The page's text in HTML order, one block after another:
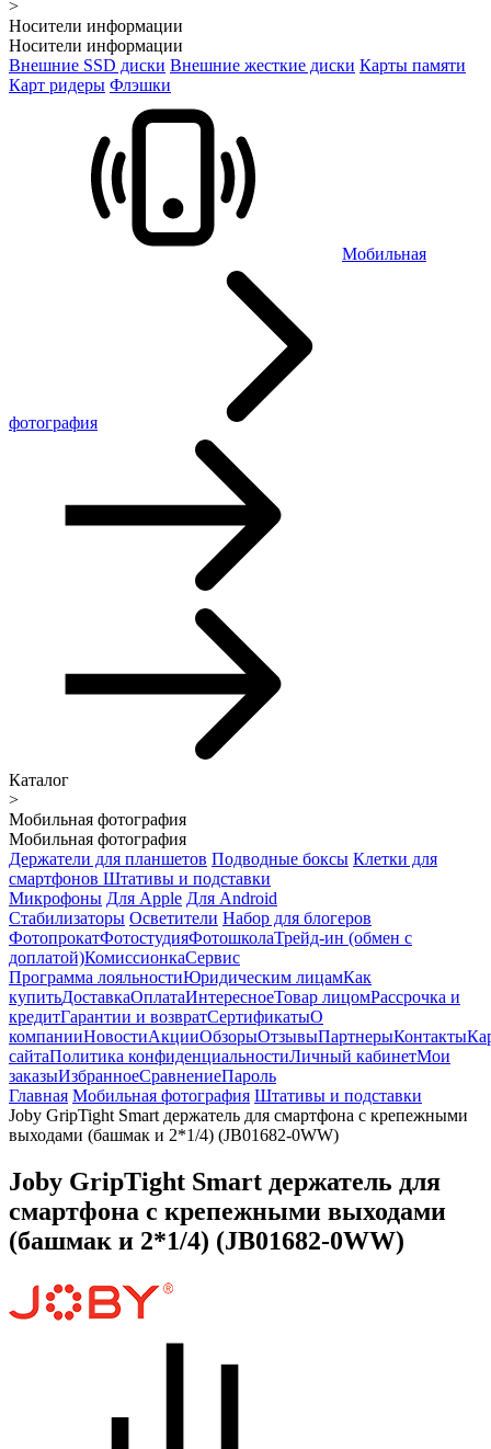
>
Носители информации
Носители информации
Внешние SSD диски Внешние жесткие диски Карты памяти
Карт ридеры Флэшки
Мобильная
фотография
Каталог
>
Мобильная фотография
Мобильная фотография
Держатели для планшетов Подводные боксы Клетки для
смартфонов Штативы и подставки
Микрофоны Для Apple Для Android
Стабилизаторы Осветители Набор для блогеров
ФотопрокатФотостудияФотошколаТрейд-ин (обмен с
доплатой)КомиссионкаСервис
Программа лояльностиЮридическим лицамКак
купитьДоставкаОплатаИнтересноеТовар лицомРассрочка и
кредитГарантии и возвратСертификатыО
компанииНовостиАкцииОбзорыОтзывыПартнерыКонтакты
сайтаПолитика конфиденциальностиЛичный кабинетМои
заказыИзбранноеСравнениеПароль
Главная Мобильная фотография Штативы и подставки
Joby GripTight Smart держатель для смартфона с крепежными
выходами (башмак и 2*1/4) (JB01682-0WW)
Joby GripTight Smart держатель для
смартфона с крепежными выходами
(башмак и 2*1/4) (JB01682-0WW)